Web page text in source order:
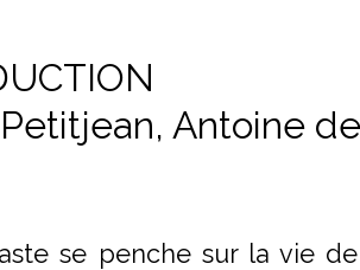
Antoine
se penche sur la vie